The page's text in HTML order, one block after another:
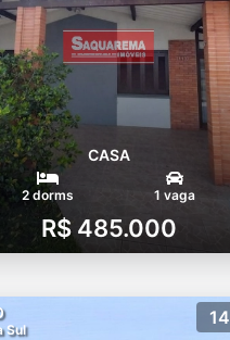
CASA
2 dorms 1 vaga
R$ 485.000
Sul